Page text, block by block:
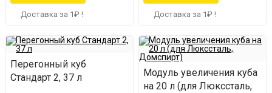
Доставка за 1₽ ! Доставка за 1₽ !
Перегонный куб
Стандарт 2, 37 л
Модуль увеличения куба
на 20 л (для Люкссталь,